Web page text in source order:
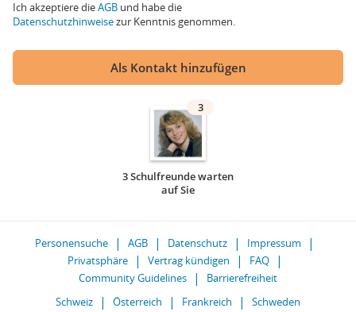
Ich akzeptiere dieAGB und habe die
Datenschutzhinweisezur Kenntnis genommen.
Als Kontakt hinzufügen
3
3 Schulfreunde warten
auf Sie
Personensuche AGB Datenschutz
Impressum
Privatsphäre
Vertrag kündigen
FAQ
Community Guidelines
Barrierefreiheit
Schweiz
Österreich Frankreich Schweden